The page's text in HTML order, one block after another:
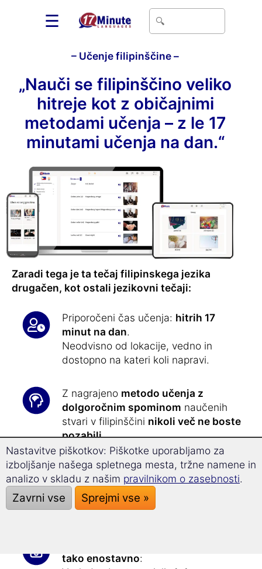
☰
– Učenje filipinščine –
„Nauči se filipinščino veliko
hitreje kot z običajnimi
metodami učenja – z le 17
minutami učenja na dan.“
Zaradi tega je ta tečaj filipinskega jezika
drugačen, kot ostali jezikovni tečaji:
Priporočeni čas učenja: hitrih 17
minut na dan.
Neodvisno od lokacije, vedno in
dostopno na kateri koli napravi.
Z nagrajeno metodo učenja z
dolgoročnim spominom naučenih
stvari v filipinščini nikoli več ne boste
pozabili.
Z uporabotehnologije superučenja
boste sproščeno dosegli32 % hitrejši
napredekpri učenju in povečali svojo
sposobnost koncentracije.
tako enostavno:
Nastavitve piškotkov: Piškotke uporabljamo za
izboljšanje našega spletnega mesta, tržne namene in
analizo v skladu z našim pravilnikom o zasebnosti.
Zavrni vse Sprejmi vse »